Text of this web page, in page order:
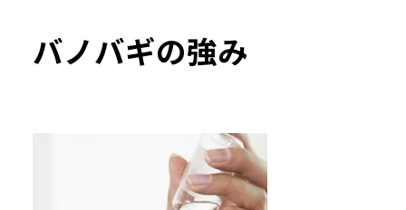
バノバギの強み